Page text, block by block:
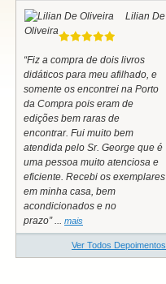
Lilian De
Oliveira
“Fiz a compra de dois livros
didáticos para meu afilhado, e
somente os encontrei na Porto
da Compra pois eram de
edições bem raras de
encontrar. Fui muito bem
atendida pelo Sr. George que é
uma pessoa muito atenciosa e
eficiente. Recebi os exemplares
em minha casa, bem
acondicionados e no
prazo” ... mais
Ver Todos Depoimentos